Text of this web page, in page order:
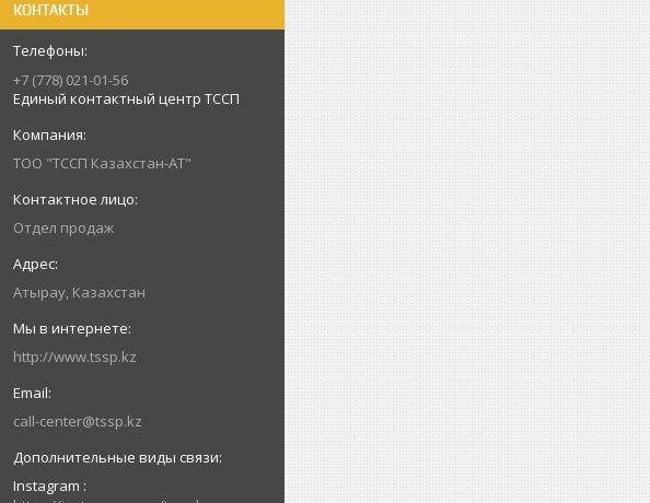
КОНТАКТЫ
+7 (778) 021-01-56
Единый контактный центр ТССП
ТОО "ТССП Казахстан-АТ"
Отдел продаж
Атырау, Казахстан
http://www.tssp.kz
call-center@tssp.kz
Instagram